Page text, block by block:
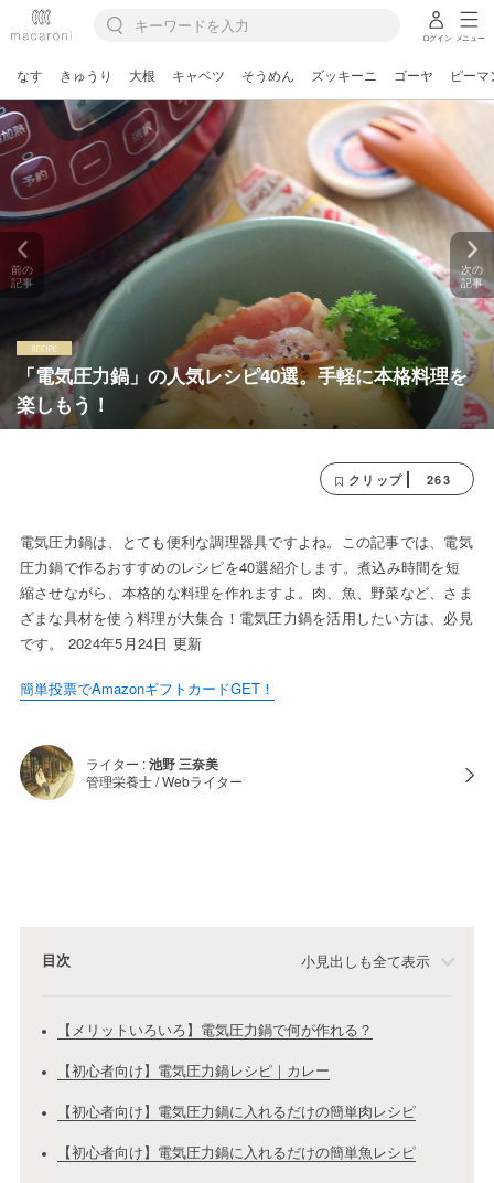
ログイン メニュー
なす きゅうり 大根 キャベツ そうめん ズッキーニ ゴーヤ ピーマ
「電気圧力鍋」の人気レシピ40選。手軽に本格料理を
楽しもう！
前の
記事
次の
記事
クリップ 263
電気圧力鍋は、とても便利な調理器具ですよね。この記事では、電気
圧力鍋で作るおすすめのレシピを40選紹介します。煮込み時間を短
縮させながら、本格的な料理を作れますよ。肉、魚、野菜など、さま
ざまな具材を使う料理が大集合！電気圧力鍋を活用したい方は、必見
です。 2024年5月24日 更新
簡単投票でAmazonギフトカードGET！
ライター :池野 三奈美
管理栄養士 / Webライター
目次 小見出しも全て表示
【メリットいろいろ】電気圧力鍋で何が作れる？
【初心者向け】電気圧力鍋レシピ｜カレー
【初心者向け】電気圧力鍋に入れるだけの簡単肉レシピ
【初心者向け】電気圧力鍋に入れるだけの簡単魚レシピ